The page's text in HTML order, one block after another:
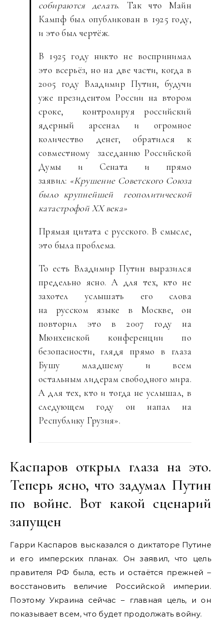
собираются делать. Так что Майн
Кампф был опубликован в 1925 году,
и это был чертёж.
В 1925 году никто не воспринимал
это всерьёз, но на две части, когда в
2005 году Владимир Путин, будучи
уже президентом России на втором
сроке, контролируя российский
ядерный арсенал и огромное
количество денег, обратился к
совместному заседанию Российской
Думы и Сената и прямо
заявил: «Крушение Советского Союза
было крупнейшей геополитической
катастрофой XX века»
Прямая цитата с русского. В смысле,
это была проблема.
То есть Владимир Путин выразился
предельно ясно. А для тех, кто не
захотел услышать его слова
на русском языке в Москве, он
повторил это в 2007 году на
Мюнхенской конференции по
безопасности, глядя прямо в глаза
Бушу младшему и всем
остальным лидерам свободного мира.
А для тех, кто и тогда не услышал, в
следующем году он напал на
Республику Грузия».
Каспаров открыл глаза на это.
Теперь ясно, что задумал Путин
по войне. Вот какой сценарий
запущен
Гарри Каспаров высказался о диктаторе Путине
и его имперских планах. Он заявил, что цель
правителя РФ была, есть и остаётся прежней –
восстановить величие Российской империи.
Поэтому Украина сейчас – главная цель, и он
показывает всем, что будет продолжать войну.